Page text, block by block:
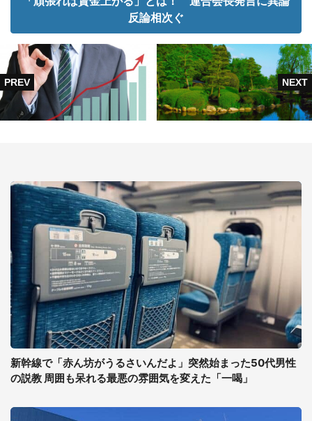
反論相次ぐ
新幹線で「赤ん坊がうるさいんだよ」突然始まった50代男性
の説教 周囲も呆れる最悪の雰囲気を変えた「一喝」